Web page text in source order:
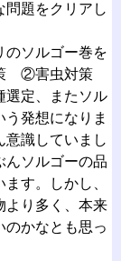
問題をクリアし
のソルゴー巻を
策 ②害虫対策
選定、またソル
発想になりま
意識していまし
んソルゴーの品
す。しかし、
より多く、本来
のかなとも思っ